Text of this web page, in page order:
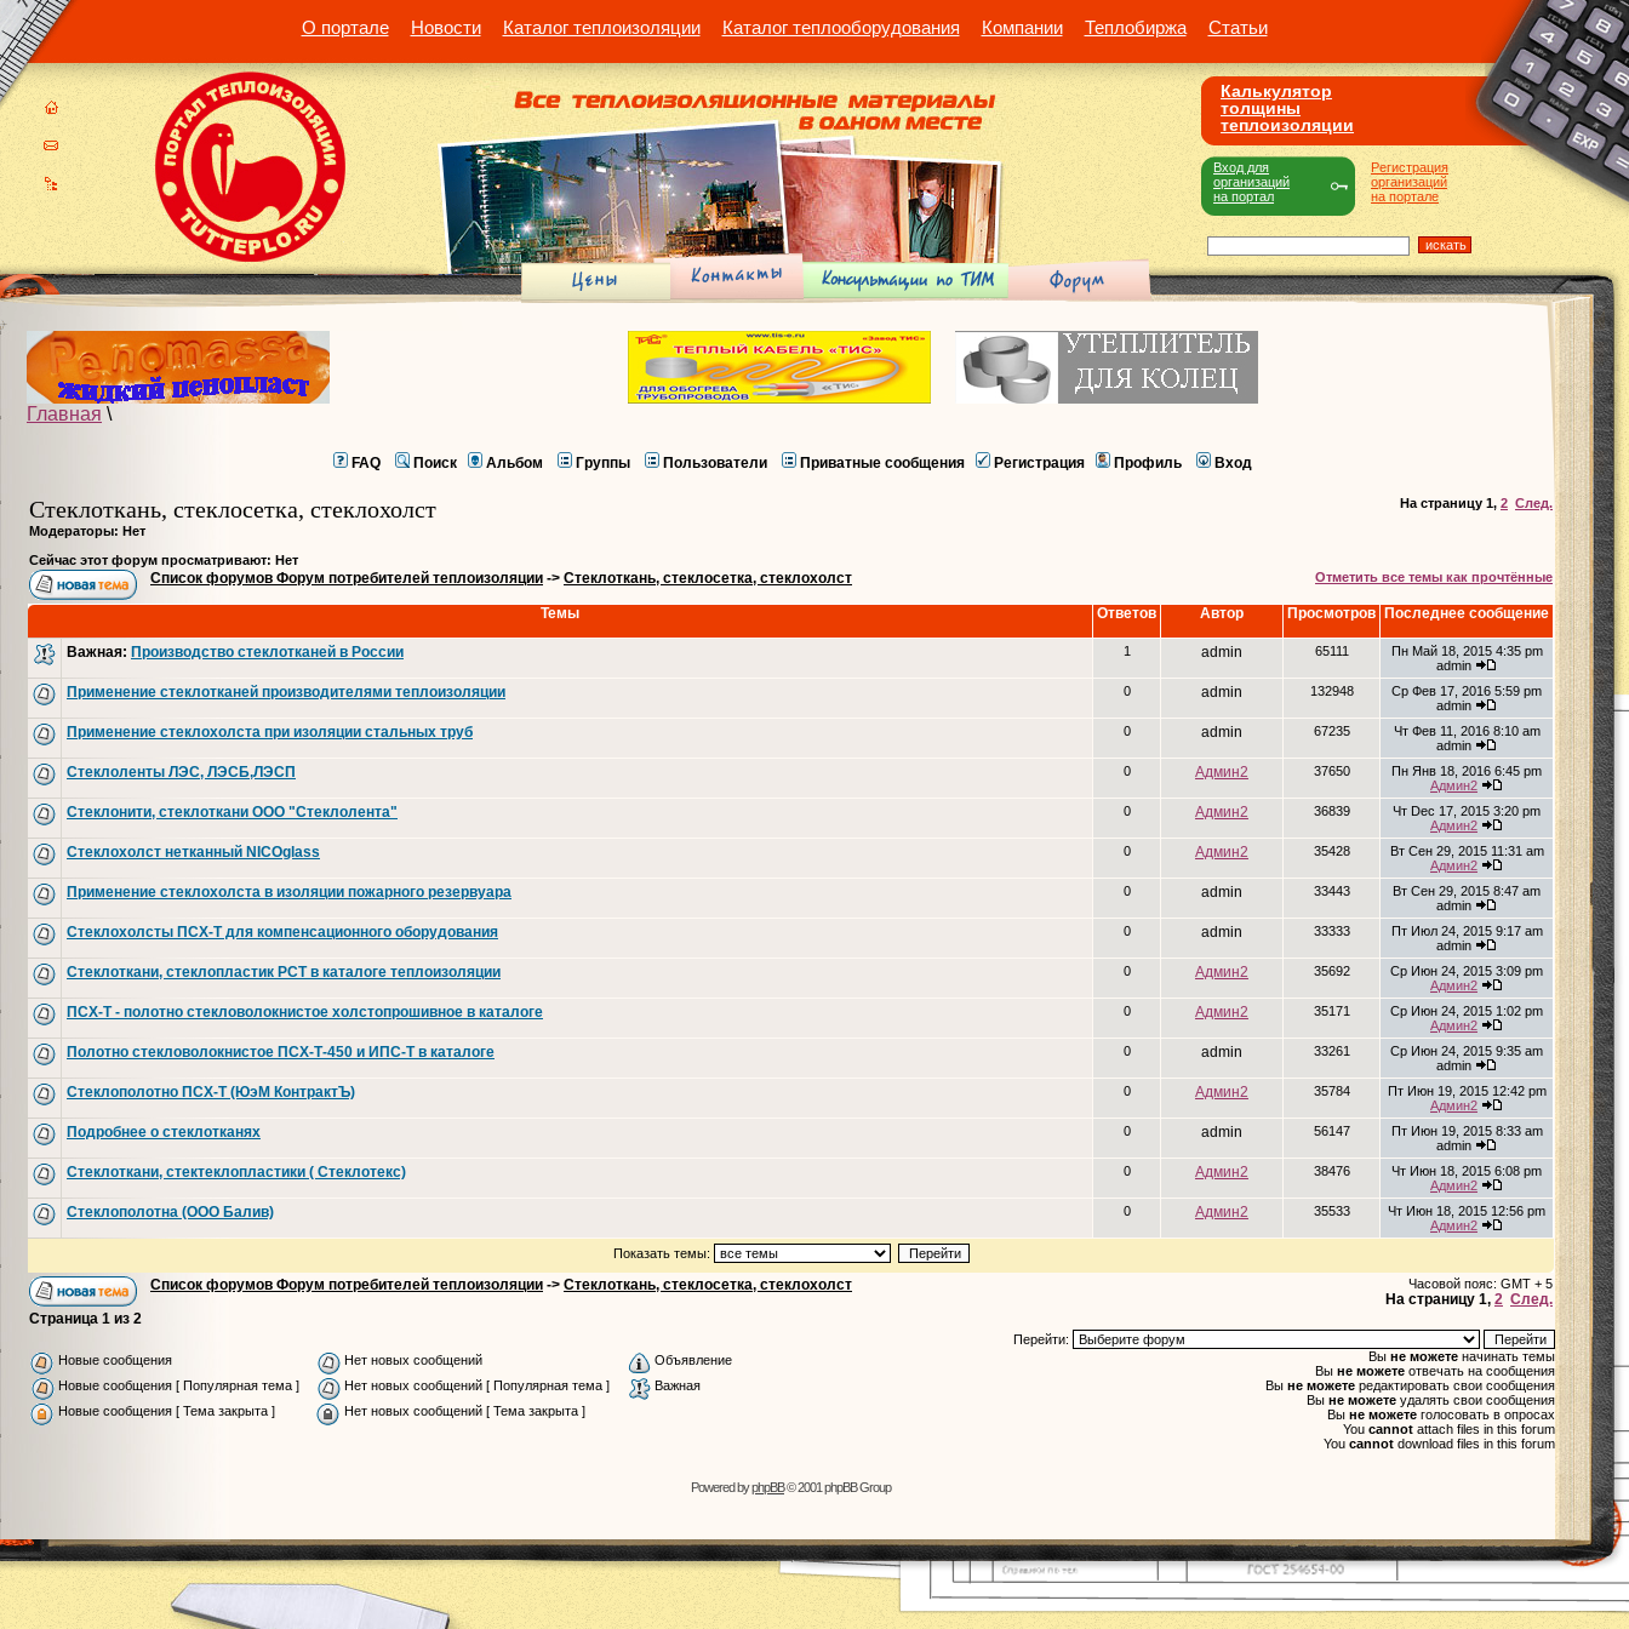
О портале Новости Каталог теплоизоляции Каталог теплооборудования Компании Теплобиржа Статьи
Калькулятор
толщины
теплоизоляции
Регистрация
организаций
на портале
Вход для
организаций
на портал
Главная \
FAQ Поиск Альбом Группы Пользователи Приватные сообщения Регистрация Профиль Вход
Стеклоткань, стеклосетка, cтеклохолст
Модераторы: Нет
Сейчас этот форум просматривают: Нет
На страницу 1, 2 След.
Список форумов Форум потребителей теплоизоляции -> Стеклоткань, стеклосетка, cтеклохолст Отметить все темы как прочтённые
Темы Ответов Автор Просмотров Последнее сообщение
Важная: Производство стеклотканей в России 1 admin 65111
Пн Май 18, 2015 4:35 pm
admin
Применение стеклотканей производителями теплоизоляции 0 admin 132948
Ср Фев 17, 2016 5:59 pm
admin
Применение стеклохолста при изоляции стальных труб 0 admin 67235
Чт Фев 11, 2016 8:10 am
admin
Стеклоленты ЛЭС, ЛЭСБ,ЛЭСП 0 Админ2 37650
Пн Янв 18, 2016 6:45 pm
Админ2
Стеклонити, стеклоткани ООО "Стеклолента" 0 Админ2 36839
Чт Dec 17, 2015 3:20 pm
Админ2
Стеклохолст нетканный NICOglass 0 Админ2 35428
Вт Сен 29, 2015 11:31 am
Админ2
Применение стеклохолста в изоляции пожарного резервуара 0 admin 33443
Вт Сен 29, 2015 8:47 am
admin
Стеклохолсты ПСХ-Т для компенсационного оборудования 0 admin 33333
Пт Июл 24, 2015 9:17 am
admin
Стеклоткани, стеклопластик РСТ в каталоге теплоизоляции 0 Админ2 35692
Ср Июн 24, 2015 3:09 pm
Админ2
ПСХ-Т - полотно стекловолокнистое холстопрошивное в каталоге 0 Админ2 35171
Ср Июн 24, 2015 1:02 pm
Админ2
Полотно стекловолокнистое ПСХ-Т-450 и ИПС-Т в каталоге 0 admin 33261
Ср Июн 24, 2015 9:35 am
admin
Стеклополотно ПСХ-Т (ЮэМ КонтрактЪ) 0 Админ2 35784
Пт Июн 19, 2015 12:42 pm
Админ2
Подробнее о стеклотканях 0 admin 56147
Пт Июн 19, 2015 8:33 am
admin
Стеклоткани, стектеклопластики ( Стеклотекс) 0 Админ2 38476
Чт Июн 18, 2015 6:08 pm
Админ2
Стеклополотна (ООО Балив) 0 Админ2 35533
Чт Июн 18, 2015 12:56 pm
Админ2
Показать темы:
Список форумов Форум потребителей теплоизоляции -> Стеклоткань, стеклосетка, cтеклохолст Часовой пояс: GMT + 5
На страницу 1, 2 След.
Страница 1 из 2
Перейти:
Новые сообщения
Нет новых сообщений
Объявление
Новые сообщения [ Популярная тема ]
Нет новых сообщений [ Популярная тема ]
Важная
Новые сообщения [ Тема закрыта ]
Нет новых сообщений [ Тема закрыта ]
Вы не можете начинать темы
Вы не можете отвечать на сообщения
Вы не можете редактировать свои сообщения
Вы не можете удалять свои сообщения
Вы не можете голосовать в опросах
You cannot attach files in this forum
You cannot download files in this forum
Powered byphpBB© 2001 phpBB Group